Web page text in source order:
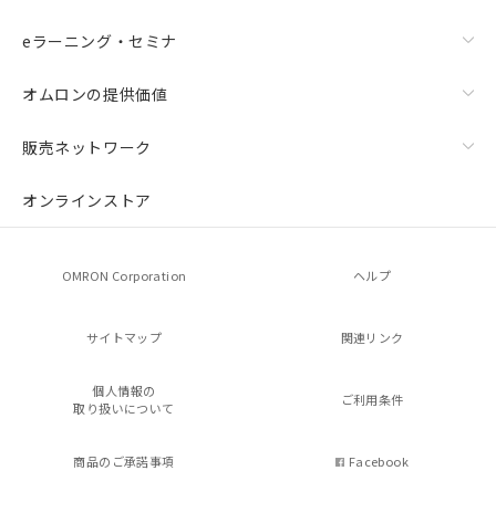
eラーニング・セミナ
オムロンの提供価値
販売ネットワーク
オンラインストア
OMRON Corporation ヘルプ
サイトマップ 関連リンク
個人情報の
取り扱いについて
ご利用条件
商品のご承諾事項 Facebook